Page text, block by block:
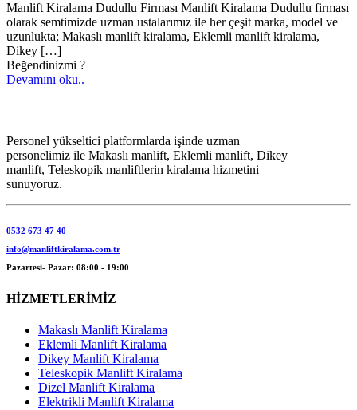
Manlift Kiralama Dudullu Firması Manlift Kiralama Dudullu firması
olarak semtimizde uzman ustalarımız ile her çeşit marka, model ve
uzunlukta; Makaslı manlift kiralama, Eklemli manlift kiralama,
Dikey […]
Beğendinizmi ?
Devamını oku..
Personel yükseltici platformlarda işinde uzman
personelimiz ile Makaslı manlift, Eklemli manlift, Dikey
manlift, Teleskopik manliftlerin kiralama hizmetini
sunuyoruz.
0532 673 47 40
info@manliftkiralama.com.tr
Pazartesi- Pazar: 08:00 - 19:00
HİZMETLERİMİZ
Makaslı Manlift Kiralama
Eklemli Manlift Kiralama
Dikey Manlift Kiralama
Teleskopik Manlift Kiralama
Dizel Manlift Kiralama
Elektrikli Manlift Kiralama